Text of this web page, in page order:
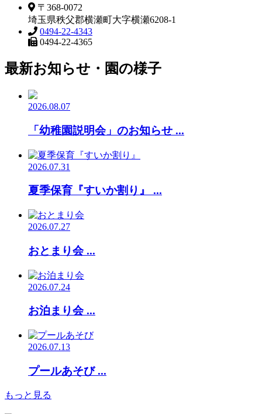
〒368-0072
埼玉県秩父郡横瀬町大字横瀬6208-1
0494-22-4343
0494-22-4365
最新お知らせ・園の様子
2026.08.07
「幼稚園説明会」のお知らせ ...
2026.07.31
夏季保育『すいか割り』 ...
2026.07.27
おとまり会 ...
2026.07.24
お泊まり会 ...
2026.07.13
プールあそび ...
もっと見る